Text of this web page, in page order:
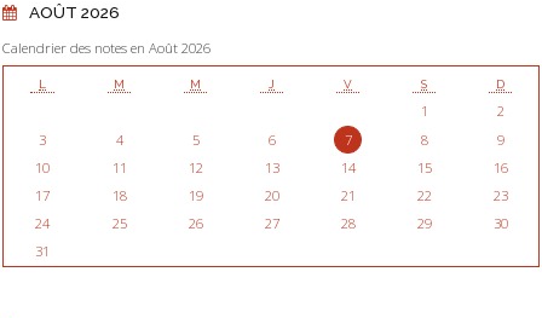
AOÛT 2026
Calendrier des notes en Août 2026
L M M J V S D
1
2
3
4 5 6 7 8
9
10
11 12 13 14 15
16
17
18 19 20 21 22
23
24
25 26 27 28 29
30
31